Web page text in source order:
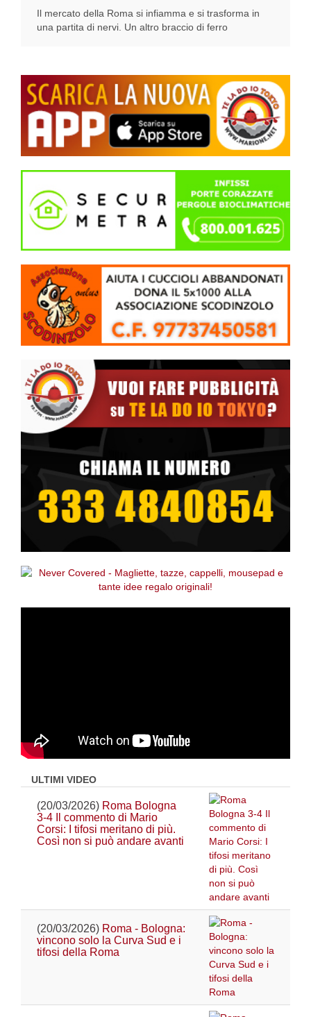
Il mercato della Roma si infiamma e si trasforma in
una partita di nervi. Un altro braccio di ferro
ULTIMI VIDEO
(20/03/2026) Roma Bologna
3-4 Il commento di Mario
Corsi: I tifosi meritano di più.
Così non si può andare avanti
(20/03/2026) Roma - Bologna:
vincono solo la Curva Sud e i
tifosi della Roma